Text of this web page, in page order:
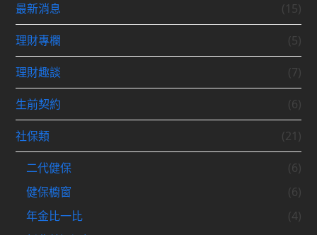
最新消息 (15)
理財專欄 (5)
理財趣談 (7)
生前契約 (6)
社保類 (21)
二代健保
(6)
健保櫥窗
(6)
年金比一比
(4)